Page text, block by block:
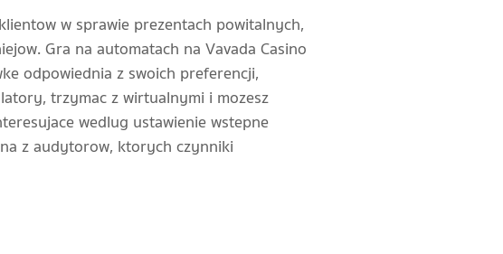
w sprawie prezentach powitalnych,
Gra na automatach na Vavada Casino
odpowiednia z swoich preferencji,
trzymac z wirtualnymi i mozesz
wedlug ustawienie wstepne
z audytorow, ktorych czynniki